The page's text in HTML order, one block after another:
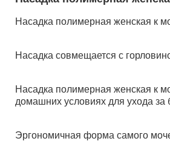
Насадка полимерная женская к
Насадка совмещается с
Насадка полимерная женская к
домашних условиях для ухода за
Эргономичная форма самого